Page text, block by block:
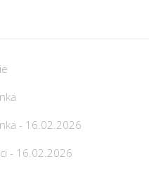
- 16.02.2026
- 16.02.2026